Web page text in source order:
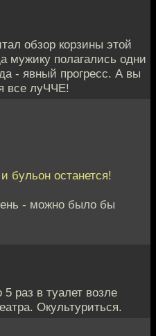
обзор корзины этой
мужику полагались одни
- явный прогресс. А вы
все луЧЧЕ!
бульон останется!
- можно было бы
раз в туалет возле
Окультуриться.